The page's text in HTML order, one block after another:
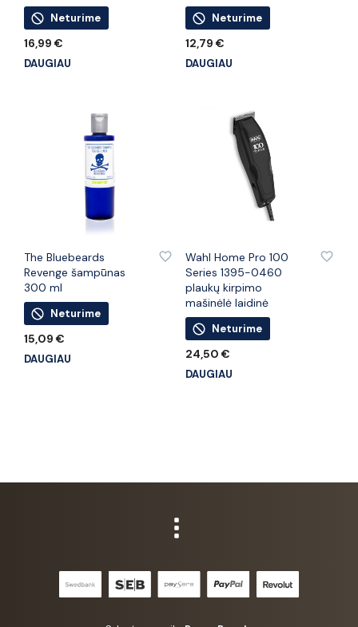
Neturime
16,99 €
DAUGIAU
Neturime
12,79 €
DAUGIAU
The Bluebeards
Revenge šampūnas
300 ml
Neturime
15,09 €
DAUGIAU
Wahl Home Pro 100
Series 1395-0460
plaukų kirpimo
mašinėlė laidinė
Neturime
24,50 €
DAUGIAU